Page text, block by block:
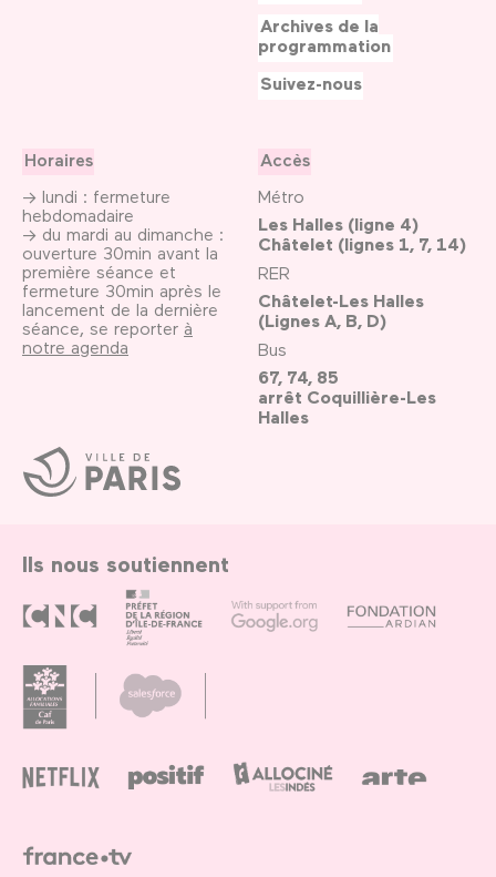
Ville
de
Paris
Horaires
→ lundi : fermeture
hebdomadaire
→ du mardi au dimanche :
ouverture 30min avant la
première séance et
fermeture 30min après le
lancement de la dernière
séance, se reporter à
notre agenda
Accès
Métro
Les Halles (ligne 4)
Châtelet (lignes 1, 7, 14)
RER
Châtelet-Les Halles
(Lignes A, B, D)
Bus
67, 74, 85
arrêt Coquillière-Les
Halles
Archives de la
programmation
Suivez-nous
Ils nous soutiennent